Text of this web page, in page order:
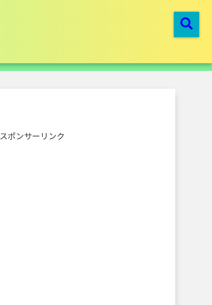
スポンサーリンク